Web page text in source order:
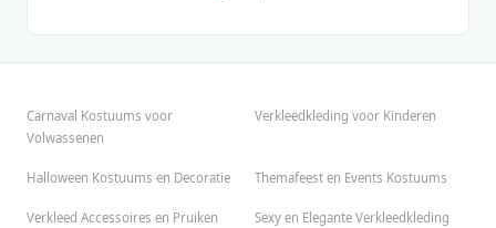
Carnaval Kostuums voor
Volwassenen
Verkleedkleding voor Kinderen
Halloween Kostuums en Decoratie Themafeest en Events Kostuums
Verkleed Accessoires en Pruiken Sexy en Elegante Verkleedkleding